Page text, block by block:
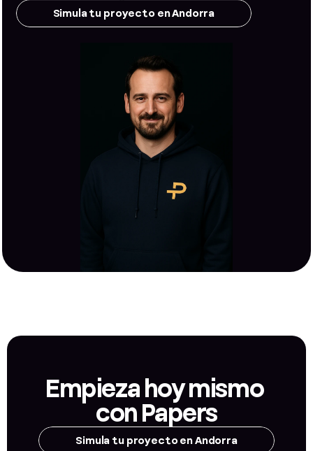
Simula tu proyecto en Andorra
Empieza hoy mismo
con Papers
Simula tu proyecto en Andorra